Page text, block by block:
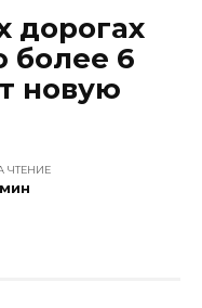
дорогах
более 6
новую
ЧТЕНИЕ
мин